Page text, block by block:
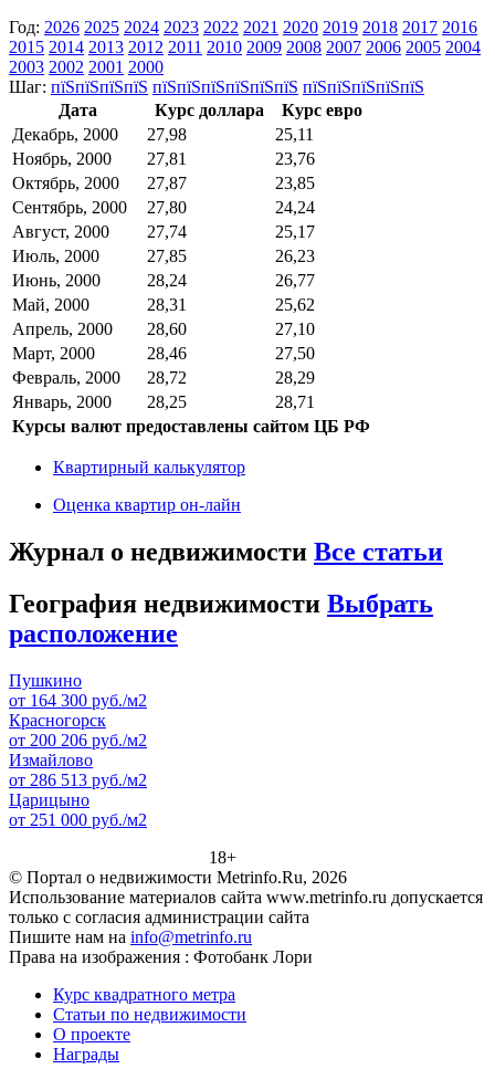
Год: 2026 2025 2024 2023 2022 2021 2020 2019 2018 2017 2016
2015 2014 2013 2012 2011 2010 2009 2008 2007 2006 2005 2004
2003 2002 2001 2000
Шаг: пїЅпїЅпїЅпїЅ пїЅпїЅпїЅпїЅпїЅпїЅ пїЅпїЅпїЅпїЅпїЅ
Дата
Курс доллара
Курс евро
Декабрь, 2000
27,98
25,11
Ноябрь, 2000
27,81
23,76
Октябрь, 2000
27,87
23,85
Сентябрь, 2000
27,80
24,24
Август, 2000
27,74
25,17
Июль, 2000
27,85
26,23
Июнь, 2000
28,24
26,77
Май, 2000
28,31
25,62
Апрель, 2000
28,60
27,10
Март, 2000
28,46
27,50
Февраль, 2000
28,72
28,29
Январь, 2000
28,25
28,71
Курсы валют предоставлены сайтом ЦБ РФ
Квартирный калькулятор
Оценка квартир он-лайн
Журнал о недвижимости Все статьи
География недвижимости Выбрать
расположение
Пушкино
от 164 300 руб./м2
Красногорск
от 200 206 руб./м2
Измайлово
от 286 513 руб./м2
Царицыно
от 251 000 руб./м2
18+
© Портал о недвижимости Metrinfo.Ru, 2026
Использование материалов сайта www.metrinfo.ru допускается
только с согласия администрации сайта
Пишите нам на info@metrinfo.ru
Права на изображения : Фотобанк Лори
Курс квадратного метра
Статьи по недвижимости
О проекте
Награды